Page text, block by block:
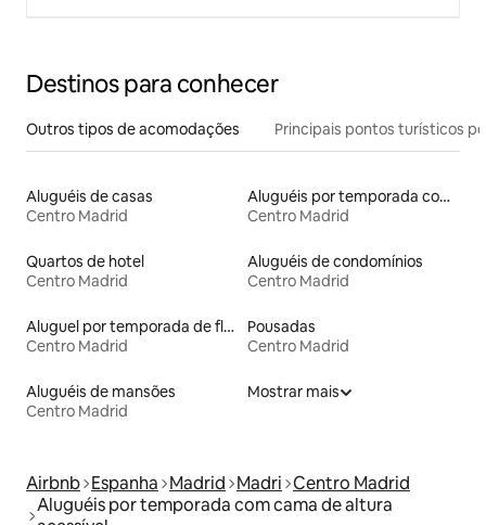
Destinos para conhecer
Outros tipos de acomodações Principais pontos turísticos
Aluguéis de casas
Centro Madrid
Aluguéis por temporada com suítes privativas
Centro Madrid
Quartos de hotel
Centro Madrid
Aluguéis de condomínios
Centro Madrid
Aluguel por temporada de flats
Centro Madrid
Pousadas
Centro Madrid
Aluguéis de mansões
Centro Madrid
Mostrar mais
Airbnb Espanha Madrid Madri Centro Madrid
Aluguéis por temporada com cama de altura